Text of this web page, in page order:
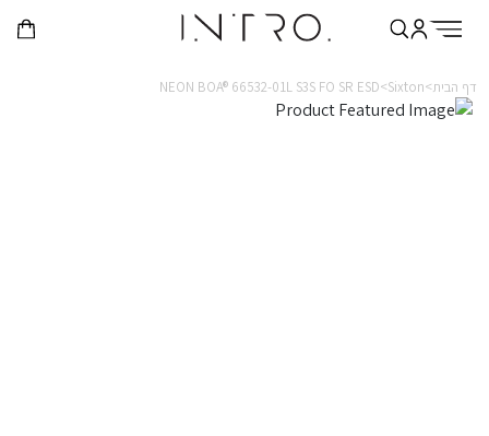
דף הבית>Sixton>
NEON BOA® 66532-01L S3S FO SR ESD